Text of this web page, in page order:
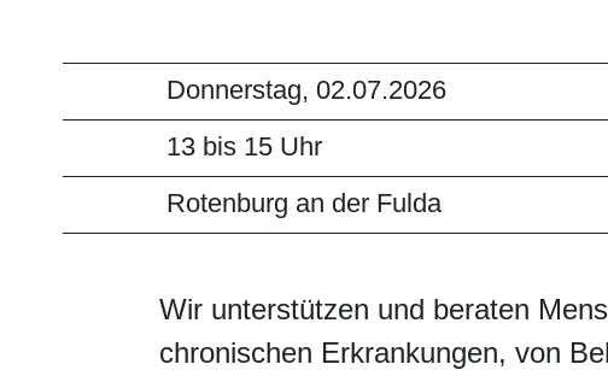
Donnerstag, 02.07.2026
13 bis 15 Uhr
Rotenburg an der Fulda
Wir unterstützen und beraten
chronischen Erkrankungen, von